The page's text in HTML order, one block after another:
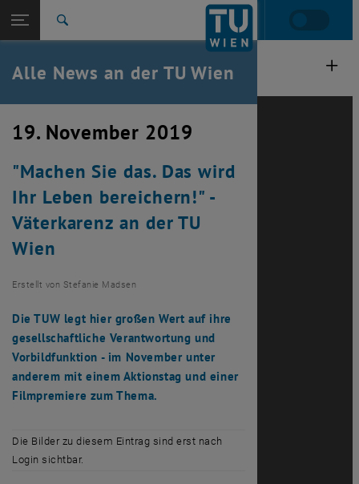
TU Login
Quicklinks
Quicklinks-Menü umschalten
Studium
Karriere
Zurück: Subseiten von TU Wien Startseite auflisten
Zurück zur letzten Ebene:
TU Wien Startseite
Übersicht
Alle News an der TU Wien
19. November 2019
"Machen Sie das. Das wird
Ihr Leben bereichern!" -
Väterkarenz an der TU
Wien
Erstellt von Stefanie Madsen
Die TUW legt hier großen Wert auf ihre
gesellschaftliche Verantwortung und
Vorbildfunktion - im November unter
anderem mit einem Aktionstag und einer
Filmpremiere zum Thema.
Die Bilder zu diesem Eintrag sind erst nach
Login sichtbar.